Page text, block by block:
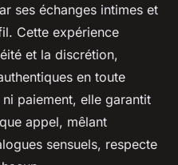
ses échanges intimes et
Cette expérience
et la discrétion,
en toute
paiement, elle garantit
appel, mêlant
sensuels, respecte